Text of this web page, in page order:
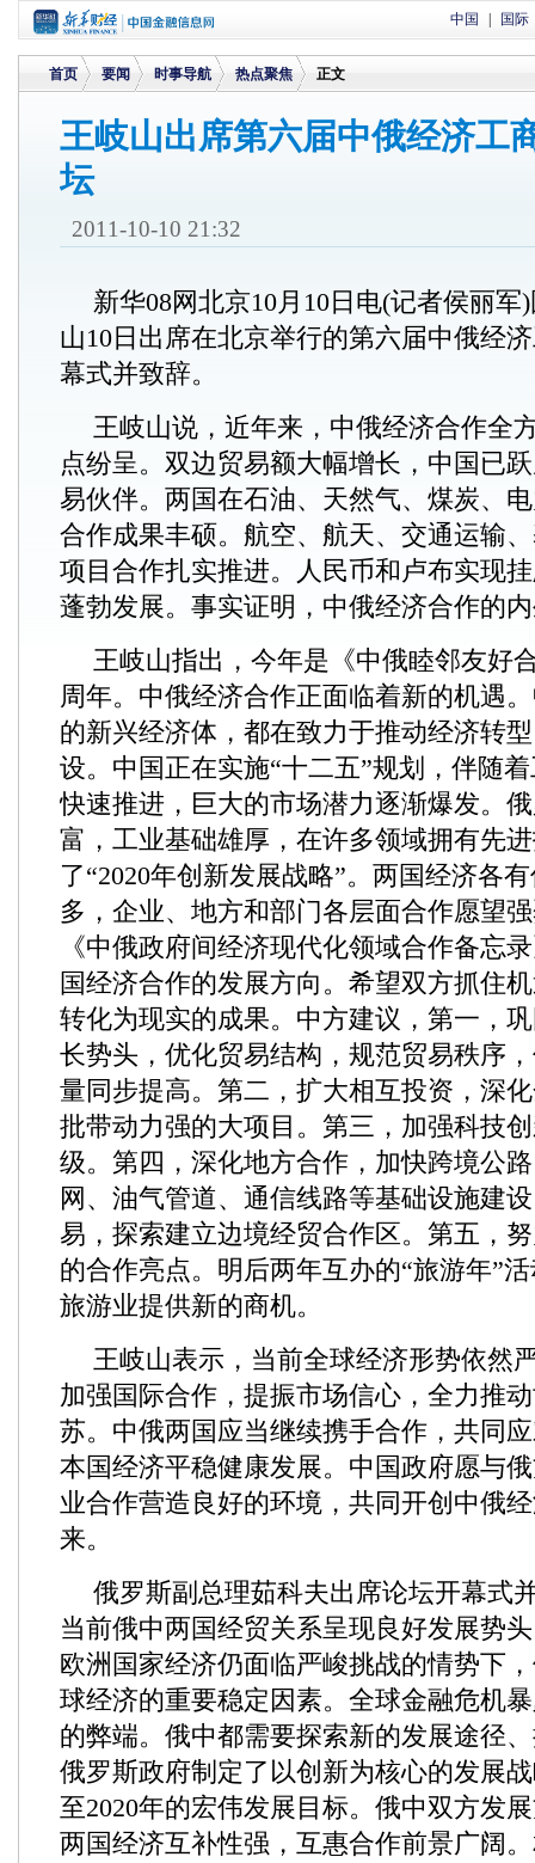
中国 国际
首页
>
要闻 时事导航 热点聚焦 正文
王岐山出席第六届中俄经济工
坛
2011-10-10 21:32
新华08网北京10月10日电(记者侯丽
山10日出席在北京举行的第六届中俄经
幕式并致辞。
王岐山说，近年来，中俄经济合作全
点纷呈。双边贸易额大幅增长，中国已
易伙伴。两国在石油、天然气、煤炭、
合作成果丰硕。航空、航天、交通运输
项目合作扎实推进。人民币和卢布实现
蓬勃发展。事实证明，中俄经济合作的
王岐山指出，今年是《中俄睦邻友好
周年。中俄经济合作正面临着新的机遇
的新兴经济体，都在致力于推动经济转
设。中国正在实施“十二五”规划，伴随
快速推进，巨大的市场潜力逐渐爆发。
富，工业基础雄厚，在许多领域拥有先
了“2020年创新发展战略”。两国经济各
多，企业、地方和部门各层面合作愿望
《中俄政府间经济现代化领域合作备忘
国经济合作的发展方向。希望双方抓住
转化为现实的成果。中方建议，第一，
长势头，优化贸易结构，规范贸易秩序
量同步提高。第二，扩大相互投资，深
批带动力强的大项目。第三，加强科技
级。第四，深化地方合作，加快跨境公
网、油气管道、通信线路等基础设施建
易，探索建立边境经贸合作区。第五，
的合作亮点。明后两年互办的“旅游年”
旅游业提供新的商机。
王岐山表示，当前全球经济形势依然
加强国际合作，提振市场信心，全力推
苏。中俄两国应当继续携手合作，共同
本国经济平稳健康发展。中国政府愿与
业合作营造良好的环境，共同开创中俄
来。
俄罗斯副总理茹科夫出席论坛开幕式
当前俄中两国经贸关系呈现良好发展势
欧洲国家经济仍面临严峻挑战的情势下
球经济的重要稳定因素。全球金融危机
的弊端。俄中都需要探索新的发展途径
俄罗斯政府制定了以创新为核心的发展
至2020年的宏伟发展目标。俄中双方发
两国经济互补性强，互惠合作前景广阔